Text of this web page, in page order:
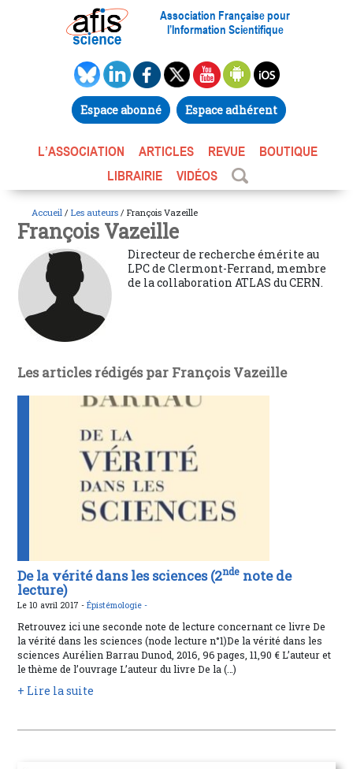
Association Française pour
l’Information Scientifique
Espace abonné Espace adhérent
L’ASSOCIATION ARTICLES REVUE
BOUTIQUE
LIBRAIRIE
VIDÉOS
Accueil / Les auteurs / François Vazeille
François Vazeille
Directeur de recherche émérite au
LPC de Clermont-Ferrand, membre
de la collaboration ATLAS du CERN.
Les articles rédigés par François Vazeille
De la vérité dans les sciences (2nde note de
lecture)
Le 10 avril 2017 -Épistémologie -
Retrouvez ici une seconde note de lecture concernant ce livre De
la vérité dans les sciences (node lecture n°1)De la vérité dans les
sciences Aurélien Barrau Dunod, 2016, 96 pages, 11,90 € L’auteur et
le thème de l’ouvrage L’auteur du livre De la (…)
+ Lire la suite